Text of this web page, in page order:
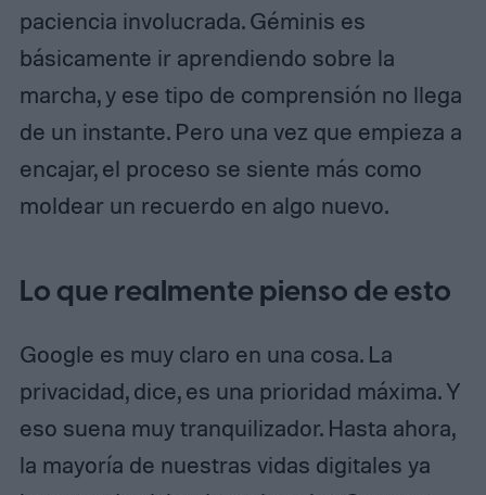
paciencia involucrada. Géminis es
básicamente ir aprendiendo sobre la
marcha, y ese tipo de comprensión no llega
de un instante. Pero una vez que empieza a
encajar, el proceso se siente más como
moldear un recuerdo en algo nuevo.
Lo que realmente pienso de esto
Google es muy claro en una cosa. La
privacidad, dice, es una prioridad máxima. Y
eso suena muy tranquilizador. Hasta ahora,
la mayoría de nuestras vidas digitales ya